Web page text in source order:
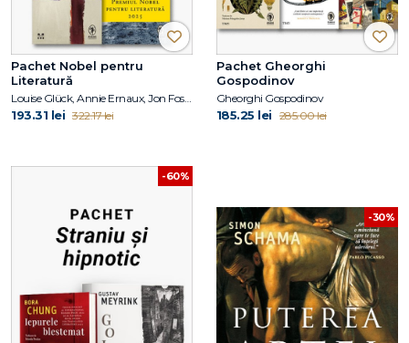
Pachet Nobel pentru
Literatură
Louise Glück, Annie Ernaux, Jon Fosse, László Krasznahorkai
193.31 lei 322.17 lei
Pachet Gheorghi
Gospodinov
Gheorghi Gospodinov
185.25 lei 285.00 lei
-60%
-30%